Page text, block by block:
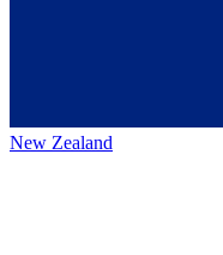
New Zealand